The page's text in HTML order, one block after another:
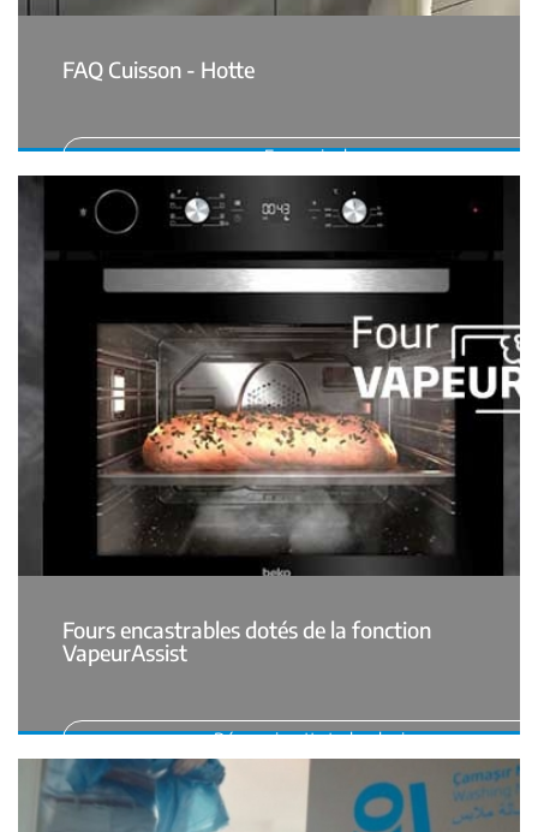
FAQ Cuisson - Hotte
En savoir plus
Fours encastrables dotés de la fonction
VapeurAssist
Découvrir cette technologie